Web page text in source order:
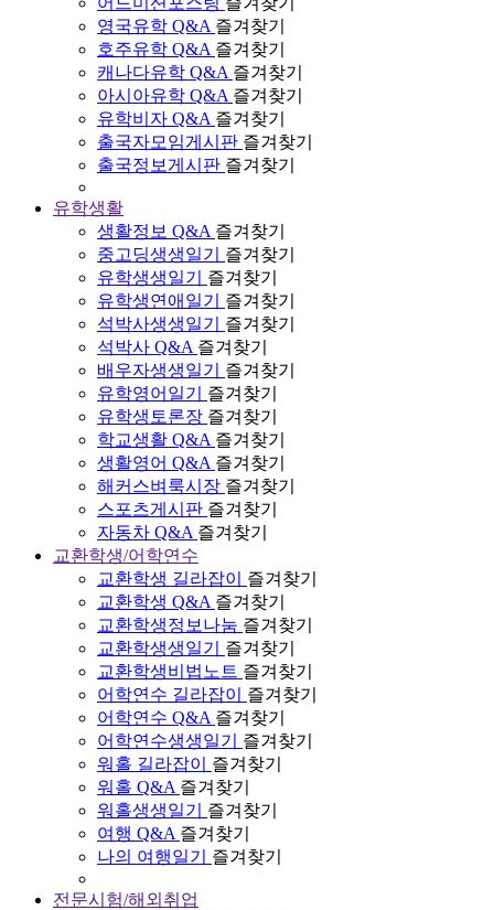
영국유학 Q&A 즐겨찾기
호주유학 Q&A 즐겨찾기
캐나다유학 Q&A 즐겨찾기
아시아유학 Q&A 즐겨찾기
유학비자 Q&A 즐겨찾기
출국자모임게시판 즐겨찾기
출국정보게시판 즐겨찾기
유학생활
생활정보 Q&A 즐겨찾기
중고딩생생일기
즐겨찾기
유학생생일기
즐겨찾기
유학생연애일기
즐겨찾기
석박사생생일기
즐겨찾기
석박사 Q&A 즐겨찾기
배우자생생일기
즐겨찾기
유학영어일기
즐겨찾기
유학생토론장 즐겨찾기
학교생활 Q&A 즐겨찾기
생활영어 Q&A 즐겨찾기
해커스벼룩시장 즐겨찾기
스포츠게시판 즐겨찾기
자동차 Q&A 즐겨찾기
교환학생/어학연수
교환학생 길라잡이
즐겨찾기
교환학생 Q&A 즐겨찾기
교환학생정보나눔 즐겨찾기
교환학생생일기
즐겨찾기
교환학생비법노트 즐겨찾기
어학연수 길라잡이
즐겨찾기
어학연수 Q&A 즐겨찾기
어학연수생생일기
즐겨찾기
워홀 길라잡이
즐겨찾기
워홀 Q&A 즐겨찾기
워홀생생일기
즐겨찾기
여행 Q&A 즐겨찾기
나의 여행일기
즐겨찾기
전문시험/해외취업